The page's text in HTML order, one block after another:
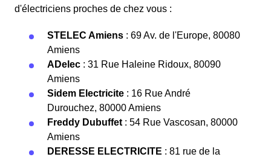
d'électriciens proches de chez vous :
STELEC Amiens : 69 Av. de l'Europe, 80080
Amiens
ADelec : 31 Rue Haleine Ridoux, 80090
Amiens
Sidem Electricite : 16 Rue André
Durouchez, 80000 Amiens
Freddy Dubuffet : 54 Rue Vascosan, 80000
Amiens
DERESSE ELECTRICITE : 81 rue de la